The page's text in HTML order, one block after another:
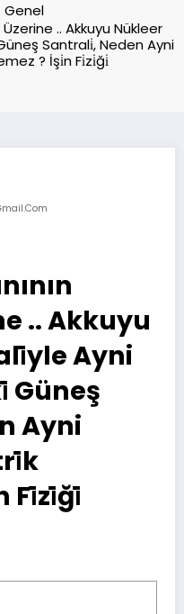
Genel
.. Akkuyu Nükleer
Santrali̇, Neden Ayni
? İşi̇n Fi̇zi̇ği̇
.. Akkuyu
Ayni
Güneş
Ayni
Fi̇zi̇ği̇